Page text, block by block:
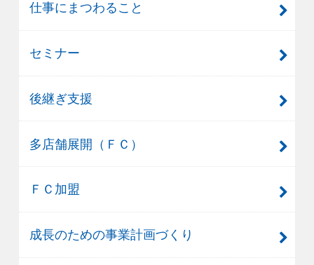
仕事にまつわること
セミナー
後継ぎ支援
多店舗展開（ＦＣ）
ＦＣ加盟
成長のための事業計画づくり